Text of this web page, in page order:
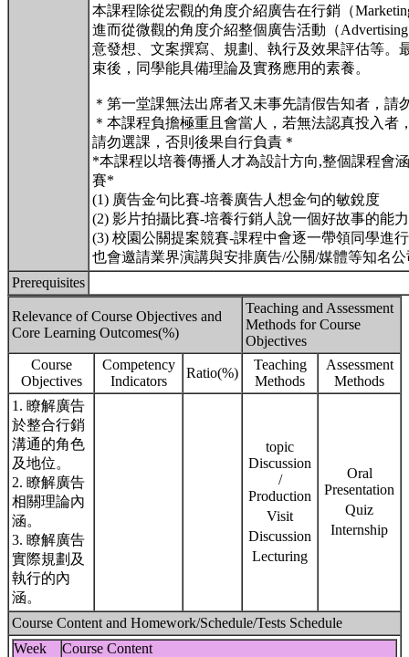
本課程除從宏觀的角度介紹廣告在行銷（
進而從微觀的角度介紹整個廣告活動（Advertising
意發想、文案撰寫、規劃、執行及效果評估等。
束後，同學能具備理論及實務應用的素養。
＊第一堂課無法出席者又未事先請假告知者，請
＊本課程負擔極重且會當人，若無法認真投入者
請勿選課，否則後果自行負責＊
*本課程以培養傳播人才為設計方向,整個課程會
賽*
(1) 廣告金句比賽-培養廣告人想金句的敏銳度
(2) 影片拍攝比賽-培養行銷人說一個好故事的能力
(3) 校園公關提案競賽-課程中會逐一帶領同學進
也會邀請業界演講與安排廣告/公關/媒體等知名
Prerequisites
Relevance of Course Objectives and
Core Learning Outcomes(%)
Teaching and Assessment
Methods for Course
Objectives
Course
Objectives
Competency
Indicators
Ratio(%)
Teaching
Methods
Assessment
Methods
1. 瞭解廣告
於整合行銷
溝通的角色
及地位。
2. 瞭解廣告
相關理論內
涵。
3. 瞭解廣告
實際規劃及
執行的內
涵。
topic
Discussion
/
Production
Visit
Discussion
Lecturing
Oral
Presentation
Quiz
Internship
Course Content and Homework/Schedule/Tests Schedule
Week
Course Content